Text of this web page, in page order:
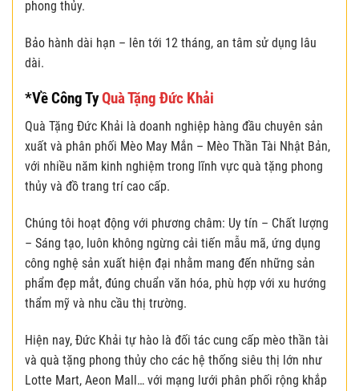
phong thủy.
Bảo hành dài hạn – lên tới 12 tháng, an tâm sử dụng lâu
dài.
*Về Công TyQuà Tặng Đức Khải
Quà Tặng Đức Khải là doanh nghiệp hàng đầu chuyên sản
xuất và phân phối Mèo May Mắn – Mèo Thần Tài Nhật Bản,
với nhiều năm kinh nghiệm trong lĩnh vực quà tặng phong
thủy và đồ trang trí cao cấp.
Chúng tôi hoạt động với phương châm: Uy tín – Chất lượng
– Sáng tạo, luôn không ngừng cải tiến mẫu mã, ứng dụng
công nghệ sản xuất hiện đại nhằm mang đến những sản
phẩm đẹp mắt, đúng chuẩn văn hóa, phù hợp với xu hướng
thẩm mỹ và nhu cầu thị trường.
Hiện nay, Đức Khải tự hào là đối tác cung cấp mèo thần tài
và quà tặng phong thủy cho các hệ thống siêu thị lớn như
Lotte Mart, Aeon Mall… với mạng lưới phân phối rộng khắp